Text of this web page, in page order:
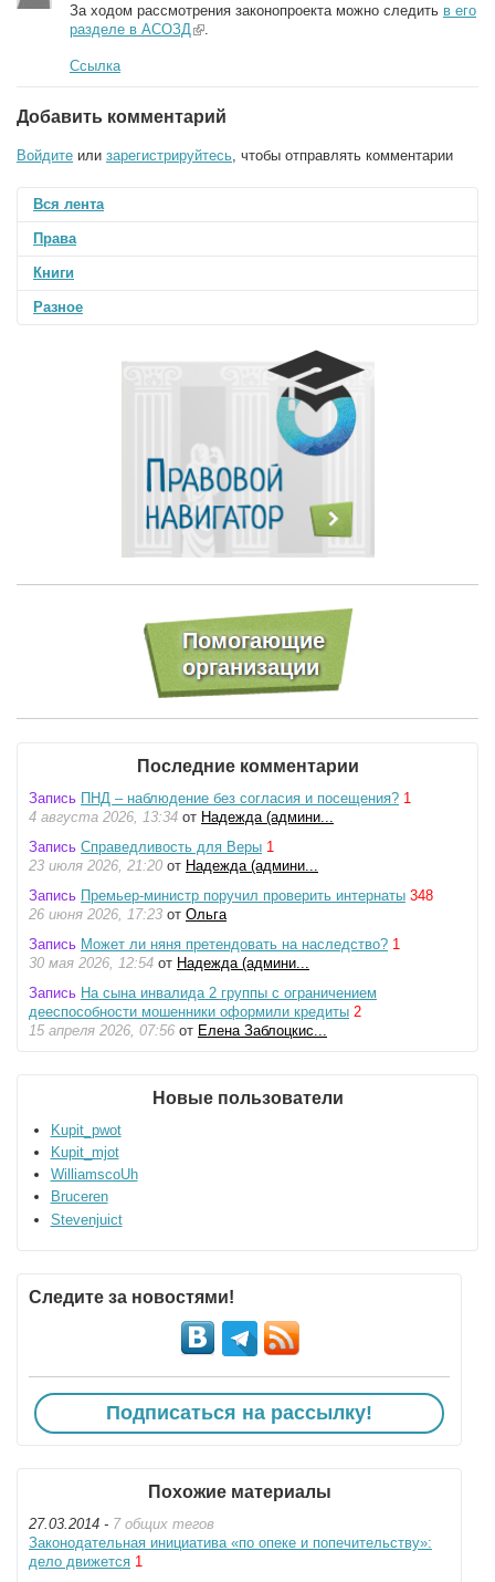
За ходом рассмотрения законопроекта можно следить в его
разделе в АСОЗД (link is external)
Ссылка
Добавить комментарий
Войдите или зарегистрируйтесь , чтобы отправлять комментарии
Вся лента
Права
Книги
Разное
Последние комментарии
Запись ПНД – наблюдение без согласия и посещения? 1
4 августа 2026, 13:34 от Надежда (админи...
Запись Справедливость для Веры 1
23 июля 2026, 21:20 от Надежда (админи...
Запись Премьер-министр поручил проверить интернаты 348
26 июня 2026, 17:23 от Ольга
Запись Может ли няня претендовать на наследство? 1
30 мая 2026, 12:54 от Надежда (админи...
Запись На сына инвалида 2 группы с ограничением
дееспособности мошенники оформили кредиты 2
15 апреля 2026, 07:56 от Елена Заблоцкис...
Новые пользователи
Kupit_pwot
Kupit_mjot
WilliamscoUh
Bruceren
Stevenjuict
Следите за новостями!
Подписаться на рассылку!
Похожие материалы
27.03.2014 - 7 общих тегов
Законодательная инициатива «по опеке и попечительству»:
дело движется 1